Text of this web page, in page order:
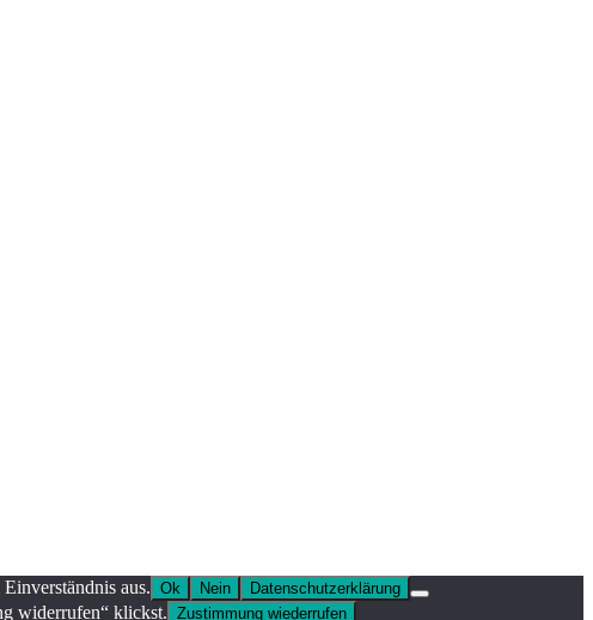
aus. Ok Nein Datenschutzerklärung
widerrufen“ klickst. Zustimmung wiederrufen